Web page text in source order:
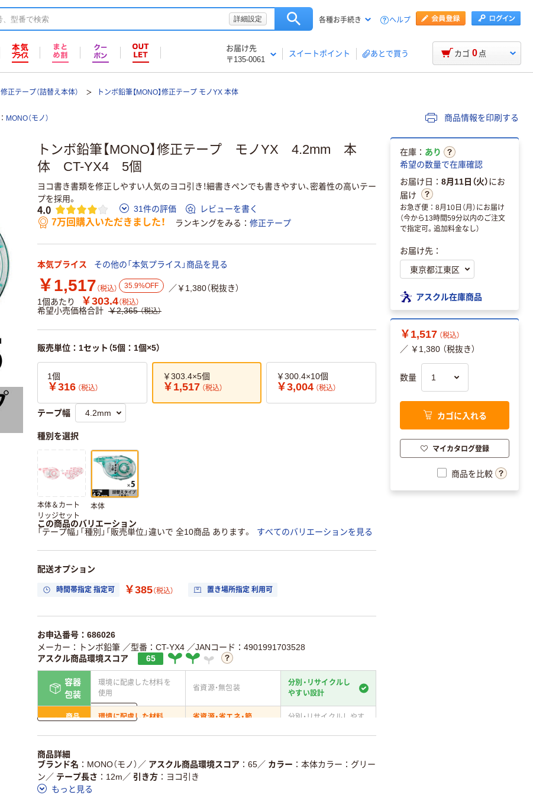
詳細設定 各種お手続き ヘルプ
お届け先
〒135-0061
スイートポイント あとで買う カゴ 0 点
修正テープ（詰替え本体） トンボ鉛筆【MONO】修正テープ モノYX 本体
MONO（モノ） 商品情報を印刷する
トンボ鉛筆【MONO】修正テープ モノYX 4.2mm 本
体 CT-YX4 5個
ヨコ書き書類を修正しやすい人気のヨコ引き！細書きペンでも書きやすい、密着性の高いテー
プを採用。
4.0 31件の評価 レビューを書く
7万回購入いただきました！ ランキングをみる 修正テープ
本気プライス その他の「本気プライス」商品を見る
￥1,517 （税込） 35.9%OFF
／￥1,380（税抜き）
1個あたり
￥303.4（税込）
希望小売価格合計 ￥2,365 （税込）
販売単位：1セット（5個：1個×5）
1個
￥316 （税込）
￥303.4×5個
￥1,517 （税込）
￥300.4×10個
￥3,004 （税込）
テープ幅
種別を選択
本体＆カート
リッジセット
本体
この商品のバリエーション
「テープ幅」「種別」「販売単位」違いで 全10商品 あります。
すべてのバリエーションを見る
配送オプション
時間帯指定 指定可 ￥385（税込） 置き場所指定 利用可
お申込番号：686026
メーカー：トンボ鉛筆 ／型番：CT-YX4 ／JANコード：4901991703528
アスクル商品環境スコア
65
容器
包装
環境に配慮した材料を
使用
省資源・無包装
分別・リサイクルし
やすい設計
商品
環境に配慮した材料
省資源・省エネ・節
分別・リサイクルしやす
仕組
ある
いる
削減
この商品の環境配慮ポイントです。詳しくはページ下部の商品詳細「
ア詳細／加点項目
詳しく見る
商品詳細
ブランド名
MONO（モノ） ／ アスクル商品環境スコア 65／ カラー
本体カラー：グリー
ン ／ テープ長さ 12m ／ 引き方
ヨコ引き
もっと見る
在庫： あり
希望の数量で在庫確認
お届け日： 8月11日（火）にお
届け
お急ぎ便：8月10日（月）にお届け
（今から13時間59分以内のご注文
で指定可。追加料金なし）
お届け先：
アスクル在庫商品
￥1,517 （税込）
／ ￥1,380 （税抜き）
数量
カゴに入れる
マイカタログ登録
商品を比較